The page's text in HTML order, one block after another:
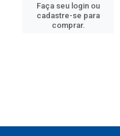
Faça seu login ou
cadastre-se para
comprar.